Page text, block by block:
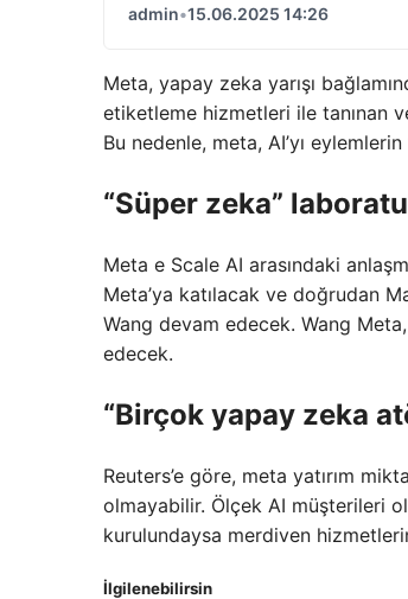
admin•15.06.2025 14:26
Meta, yapay zeka yarışı
etiketleme hizmetleri ile tanınan
Bu nedenle, meta, AI’yı
“Süper zeka”
Meta e Scale AI arasındaki
Meta’ya katılacak ve doğrudan
Wang devam edecek. Wang
edecek.
“Birçok yapay zeka
Reuters’e göre, meta yatırım
olmayabilir. Ölçek AI müşterileri
kurulundaysa merdiven
İlgilenebilirsin